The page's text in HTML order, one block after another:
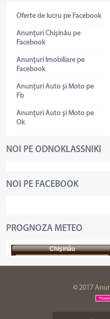
Oferte de lucru pe Facebook
Anunţuri Chişinău pe
Facebook
Anunţuri Imobiliare pe
Facebook
Anunţuri Auto şi Moto pe
Fb
Anunţuri Auto şi Moto pe
Ok
NOI PE ODNOKLASSNIKI
NOI PE FACEBOOK
PROGNOZA METEO
Chişinău
© 2017